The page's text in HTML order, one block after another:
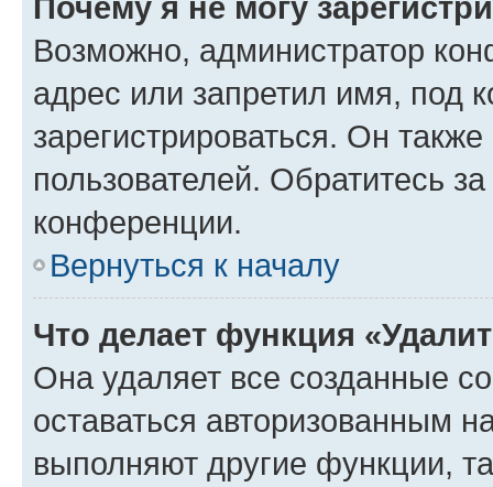
Возможно, администратор
адрес или запретил имя, под
зарегистрироваться. Он
пользователей. Обратитесь
конференции.
Вернуться к началу
Что делает функция
Она удаляет все созданные
оставаться авторизованным
выполняют другие функции,